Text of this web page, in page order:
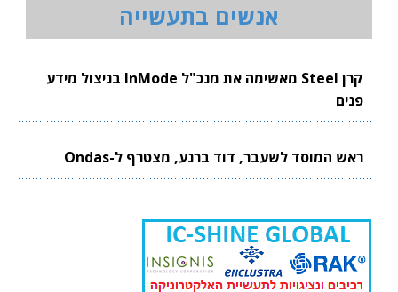
אנשים בתעשייה
קרן Steel מאשימה את מנכ"ל InMode בניצול מידע
פנים
ראש המוסד לשעבר, דוד ברנע, מצטרף ל-Ondas